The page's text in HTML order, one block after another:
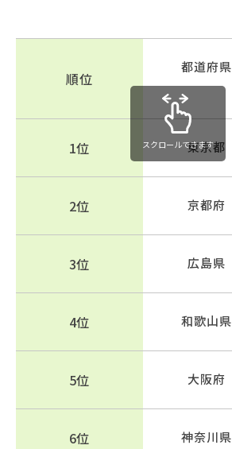
順位
都道府県
1位 東京都
2位 京都府
3位 広島県
4位 和歌山県
5位 大阪府
6位 神奈川県
スクロールできます